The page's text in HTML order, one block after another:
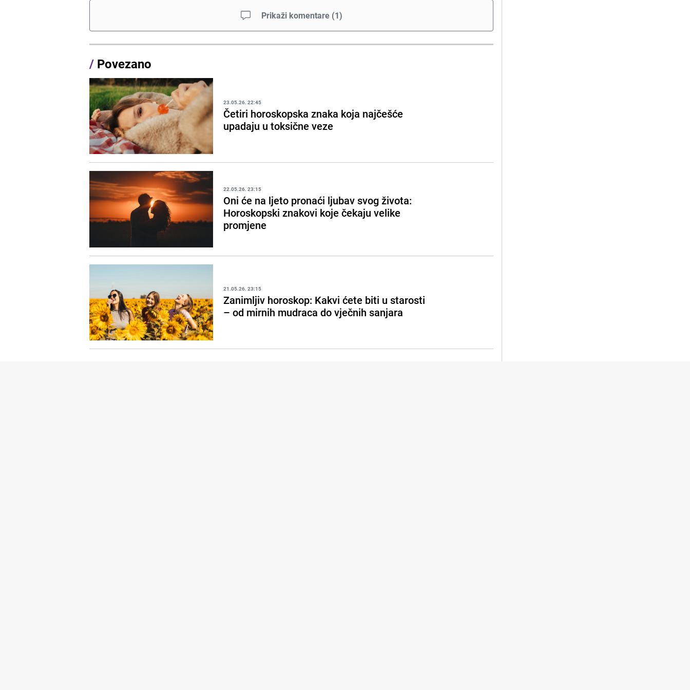
Prikaži komentare (1)
/ Povezano
23.05.26. 22:45
Četiri horoskopska znaka koja najčešće
upadaju u toksične veze
22.05.26. 23:15
Oni će na ljeto pronaći ljubav svog života:
Horoskopski znakovi koje čekaju velike
promjene
21.05.26. 23:15
Zanimljiv horoskop: Kakvi ćete biti u starosti
– od mirnih mudraca do vječnih sanjara